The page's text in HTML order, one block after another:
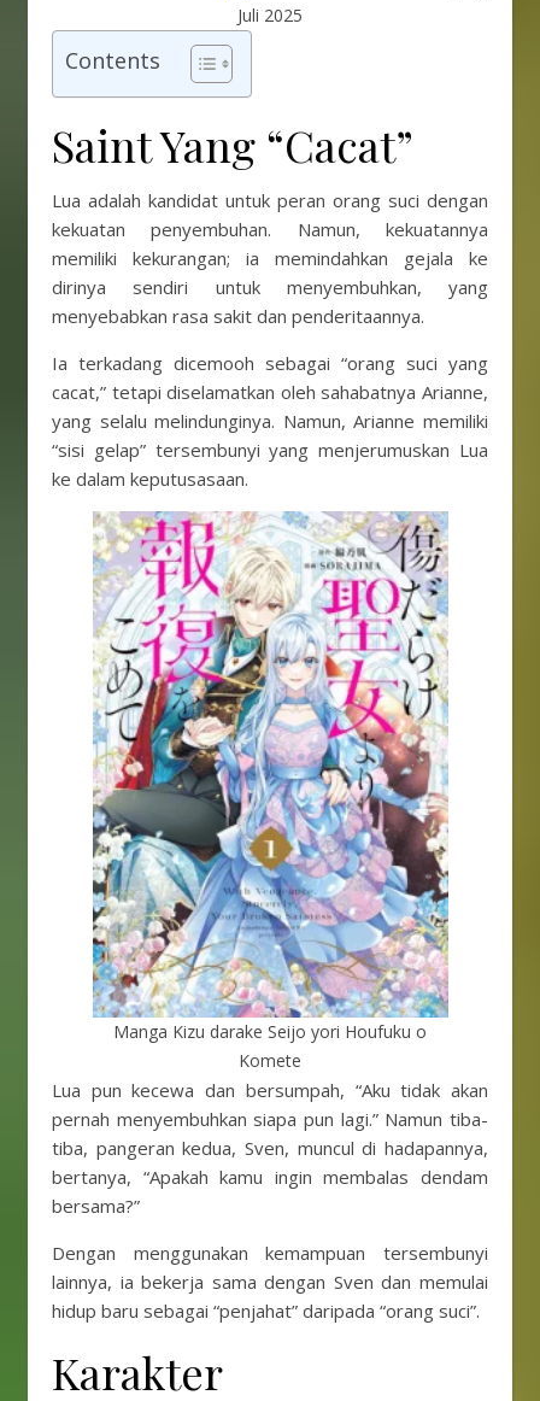
Juli 2025
Contents
Saint Yang “Cacat”
Lua adalah kandidat untuk peran orang suci dengan
kekuatan penyembuhan. Namun, kekuatannya
memiliki kekurangan; ia memindahkan gejala ke
dirinya sendiri untuk menyembuhkan, yang
menyebabkan rasa sakit dan penderitaannya.
Ia terkadang dicemooh sebagai “orang suci yang
cacat,” tetapi diselamatkan oleh sahabatnya Arianne,
yang selalu melindunginya. Namun, Arianne memiliki
“sisi gelap” tersembunyi yang menjerumuskan Lua
ke dalam keputusasaan.
Manga Kizu darake Seijo yori Houfuku o
Komete
Lua pun kecewa dan bersumpah, “Aku tidak akan
pernah menyembuhkan siapa pun lagi.” Namun tiba-
tiba, pangeran kedua, Sven, muncul di hadapannya,
bertanya, “Apakah kamu ingin membalas dendam
bersama?”
Dengan menggunakan kemampuan tersembunyi
lainnya, ia bekerja sama dengan Sven dan memulai
hidup baru sebagai “penjahat” daripada “orang suci”.
Karakter